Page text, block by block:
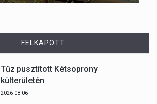
FELKAPOTT
Tűz pusztított Kétsoprony
külterületén
2026-08-06